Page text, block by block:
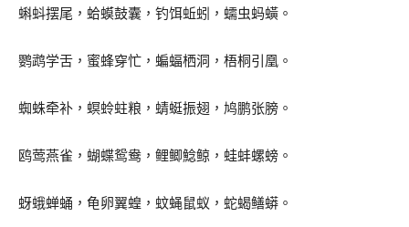
蝌蚪摆尾，蛤蟆鼓囊，钓饵蚯蚓，蠕虫蚂蟥。
鹦鹉学舌，蜜蜂穿忙，蝙蝠栖洞，梧桐引凰。
蜘蛛牵补，螟蛉蛀粮，蜻蜓振翅，鸠鹏张膀。
鸥莺燕雀，蝴蝶鸳鸯，鲤鲫鯰鲸，蛙蚌螺螃。
蚜蛾蝉蛹，龟卵翼蝗，蚊蝇鼠蚁，蛇蝎鳝蟒。